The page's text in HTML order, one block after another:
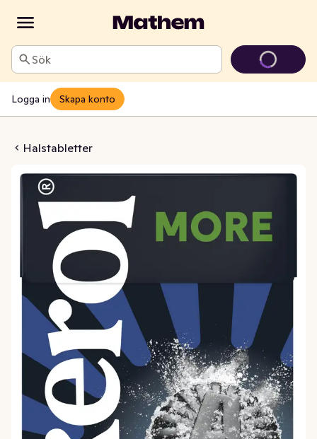
Sök
Logga in Skapa konto
Halstabletter
More Salmiak